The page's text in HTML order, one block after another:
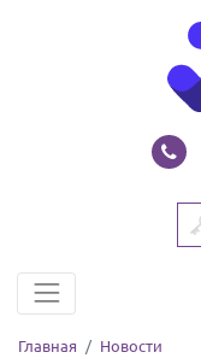
Главная
Новости